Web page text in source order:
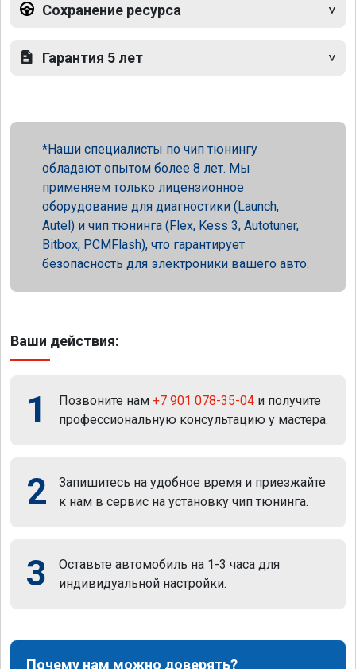
Сохранение ресурса
Гарантия 5 лет
Наши специалисты по чип тюнингу
обладают опытом более 8 лет. Мы
применяем только лицензионное
оборудование для диагностики (Launch,
Autel) и чип тюнинга (Flex, Kess 3, Autotuner,
Bitbox, PCMFlash), что гарантирует
безопасность для электроники вашего авто.
Ваши действия:
1 Позвоните нам +7 901 078-35-04 и получите
профессиональную консультацию у мастера.
2
Запишитесь на удобное время и приезжайте
к нам в сервис на установку чип тюнинга.
3
Оставьте автомобиль на 1-3 часа для
индивидуальной настройки.
Почему нам можно доверять?